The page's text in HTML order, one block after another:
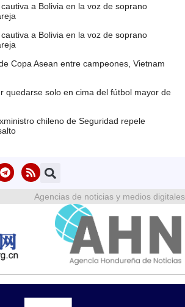
a Bolivia en la voz de soprano
a Bolivia en la voz de soprano
Copa Asean entre campeones, Vietnam
quedarse solo en cima del fútbol mayor de
chileno de Seguridad repele
Agencias de noticias y medios digitales